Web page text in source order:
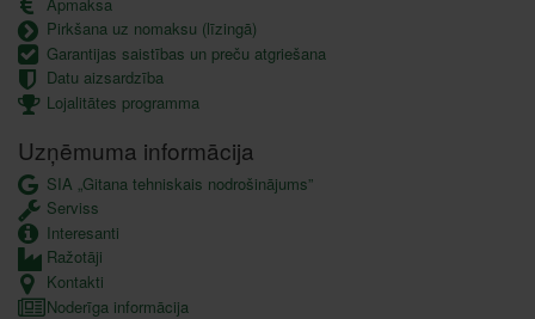
Pirkšana uz nomaksu (līzingā)
Garantijas saistības un preču atgriešana
Datu aizsardzība
Lojalitātes programma
Uzņēmuma informācija
SIA „Gitana tehniskais nodrošinājums”
Serviss
Interesanti
Ražotāji
Kontakti
Noderīga informācija